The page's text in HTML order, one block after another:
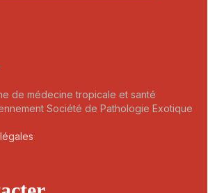
de médecine tropicale et santé
Société de Pathologie Exotique